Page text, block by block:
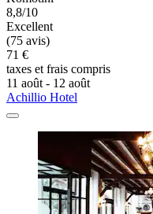
8,8/10
Excellent
(75 avis)
71 €
taxes et frais compris
11 août - 12 août
Achillio Hotel